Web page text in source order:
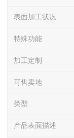
表面加工状况
特殊功能
加工定制
可售卖地
类型
产品表面描述